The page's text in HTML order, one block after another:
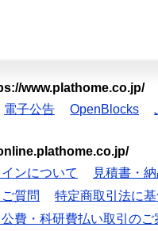
www.plathome.co.jp/
電子公告 OpenBlocks
ンについて
見積書・
質問
特定商取引法に
費・科研費払い取引のご